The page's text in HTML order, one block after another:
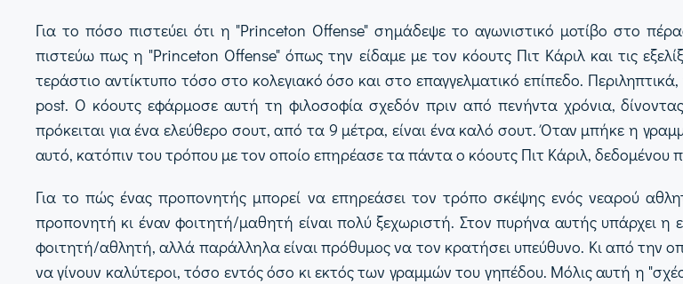
Για το πόσο πιστεύει ότι η "Princeton Offense" σημάδεψε το αγωνιστικό μοτίβο στο
πιστεύω πως η "Princeton Offense" όπως την είδαμε με τον κόουτς Πιτ Κάριλ και τις
τεράστιο αντίκτυπο τόσο στο κολεγιακό όσο και στο επαγγελματικό επίπεδο.
post. Ο κόουτς εφάρμοσε αυτή τη φιλοσοφία σχεδόν πριν από πενήντα χρόνια,
πρόκειται για ένα ελεύθερο σουτ, από τα 9 μέτρα, είναι ένα καλό σουτ. Όταν μπήκε η
αυτό, κατόπιν του τρόπου με τον οποίο επηρέασε τα πάντα ο κόουτς Πιτ Κάριλ, δεδομένου
Για το πώς ένας προπονητής μπορεί να επηρεάσει τον τρόπο σκέψης ενός νεαρού
προπονητή κι έναν φοιτητή/μαθητή είναι πολύ ξεχωριστή. Στον πυρήνα αυτής υπάρχει η
φοιτητή/αθλητή, αλλά παράλληλα είναι πρόθυμος να τον κρατήσει υπεύθυνο. Κι από την
να γίνουν καλύτεροι, τόσο εντός όσο κι εκτός των γραμμών του γηπέδου. Μόλις αυτή η